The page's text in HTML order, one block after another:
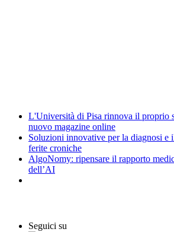
L'Università di Pisa rinnova il proprio
nuovo magazine online
Soluzioni innovative per la diagnosi e
ferite croniche
AlgoNomy: ripensare il rapporto
dell’AI
Seguici su